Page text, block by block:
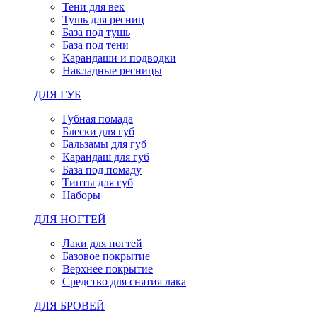
Тени для век
Тушь для ресниц
База под тушь
База под тени
Карандаши и подводки
Накладные ресницы
ДЛЯ ГУБ
Губная помада
Блески для губ
Бальзамы для губ
Карандаш для губ
База под помаду
Тинты для губ
Наборы
ДЛЯ НОГТЕЙ
Лаки для ногтей
Базовое покрытие
Верхнее покрытие
Средство для снятия лака
ДЛЯ БРОВЕЙ